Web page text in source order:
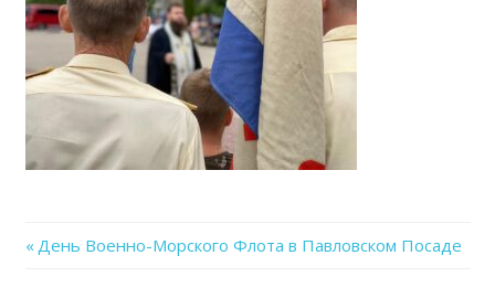
Previous
День Военно-Морского Флота в Павловском Посаде